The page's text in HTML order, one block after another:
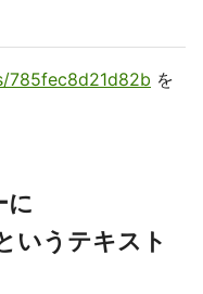
785fec8d21d82b を
に
いうテキスト